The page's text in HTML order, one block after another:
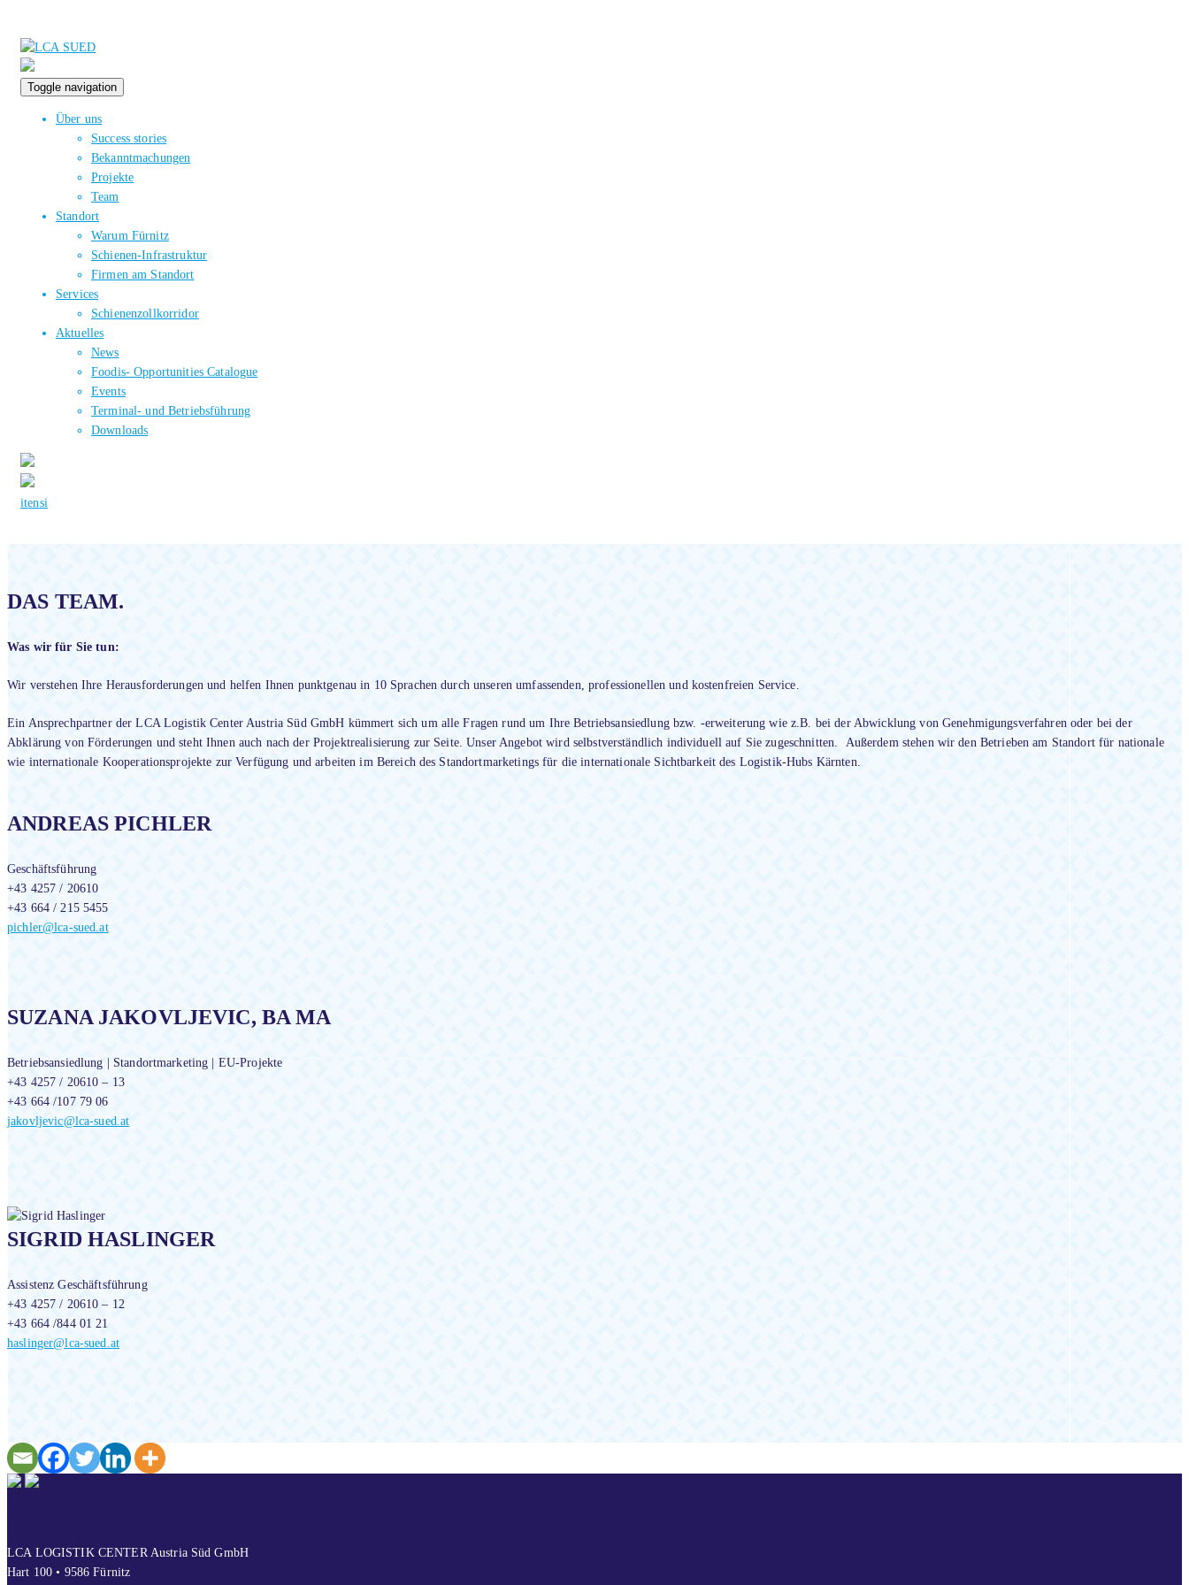
Toggle navigation
Über uns
Success stories
Bekanntmachungen
Projekte
Team
Standort
Warum Fürnitz
Schienen-Infrastruktur
Firmen am Standort
Services
Schienenzollkorridor
Aktuelles
News
Foodis- Opportunities Catalogue
Events
Terminal- und Betriebsführung
Downloads
itensi
DAS TEAM.
Was wir für Sie tun:
Wir verstehen Ihre Herausforderungen und helfen Ihnen punktgenau in 10 Sprachen durch unseren umfassenden, professionellen und kostenfreien Service.
Ein Ansprechpartner der LCA Logistik Center Austria Süd GmbH kümmert sich um alle Fragen rund um Ihre Betriebsansiedlung bzw. -erweiterung wie z.B. bei der Abwicklung von Genehmigungsverfahren oder bei der
Abklärung von Förderungen und steht Ihnen auch nach der Projektrealisierung zur Seite. Unser Angebot wird selbstverständlich individuell auf Sie zugeschnitten. Außerdem stehen wir den Betrieben am Standort für nationale
wie internationale Kooperationsprojekte zur Verfügung und arbeiten im Bereich des Standortmarketings für die internationale Sichtbarkeit des Logistik-Hubs Kärnten.
ANDREAS PICHLER
Geschäftsführung
+43 4257 / 20610
+43 664 / 215 5455
pichler@lca-sued.at
SUZANA JAKOVLJEVIC, BA MA
Betriebsansiedlung | Standortmarketing | EU-Projekte
+43 4257 / 20610 – 13
+43 664 /107 79 06
jakovljevic@lca-sued.at
SIGRID HASLINGER
Assistenz Geschäftsführung
+43 4257 / 20610 – 12
+43 664 /844 01 21
haslinger@lca-sued.at
LCA LOGISTIK CENTER Austria Süd GmbH
Hart 100 • 9586 Fürnitz